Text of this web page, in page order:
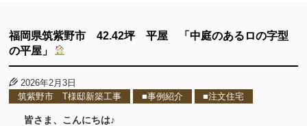
福岡県筑紫野市 42.42坪 平屋 「中庭のあるロの字型
の平屋」
2026年2月3日
筑紫野市 T様邸新築工事
■事例紹介 ■注文住宅
皆さま、こんにちは♪